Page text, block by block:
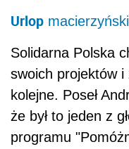
Urlop
Solidarna Polska
swoich projektów i
kolejne. Poseł
że był to jeden z
programu